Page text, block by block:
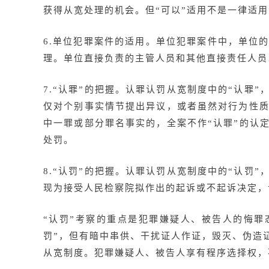
获得从宽处理的机会。但“可以”适用不是一律适
6.单位犯罪案件的适用。单位犯罪案件中，单位
理。单位直接负责的主管人员和其他直接责任人
7.“认罪”的把握。认罪认罚从宽制度中的“认罪”
仅对个别事实情节提出异议，或者虽然对行为性
中一罪或部分罪名事实的，全案不作“认罪”的认
处罚。
8.“认罚”的把握。认罪认罚从宽制度中的“认罚”
现为接受人民检察院拟作出的起诉或不起诉决定
“认罚”考察的重点是犯罪嫌疑人、被告人的悔
罚”，但有暗中串供、干扰证人作证，毁灭、伪
从宽制度。犯罪嫌疑人、被告人享有程序选择权